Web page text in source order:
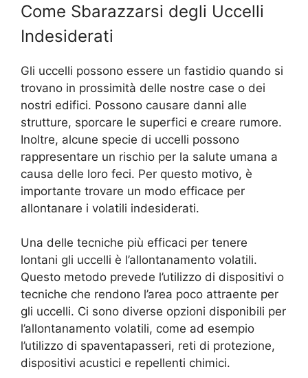
Come Sbarazzarsi degli Uccelli
Indesiderati
Gli uccelli possono essere un fastidio quando si
trovano in prossimità delle nostre case o dei
nostri edifici. Possono causare danni alle
strutture, sporcare le superfici e creare rumore.
Inoltre, alcune specie di uccelli possono
rappresentare un rischio per la salute umana a
causa delle loro feci. Per questo motivo, è
importante trovare un modo efficace per
allontanare i volatili indesiderati.
Una delle tecniche più efficaci per tenere
lontani gli uccelli è l’allontanamento volatili.
Questo metodo prevede l’utilizzo di dispositivi o
tecniche che rendono l’area poco attraente per
gli uccelli. Ci sono diverse opzioni disponibili per
l’allontanamento volatili, come ad esempio
l’utilizzo di spaventapasseri, reti di protezione,
dispositivi acustici e repellenti chimici.